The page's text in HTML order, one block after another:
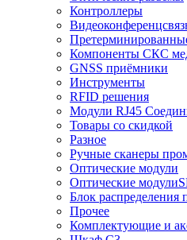
Контроллеры
Компоненты СКС
GNSS приёмники
Инструменты
RFID решения
Модули RJ45
Товары со скидкой
Разное
Ручные сканеры
Оптические модули
Оптические
Блок
Прочее
Комплектующие и